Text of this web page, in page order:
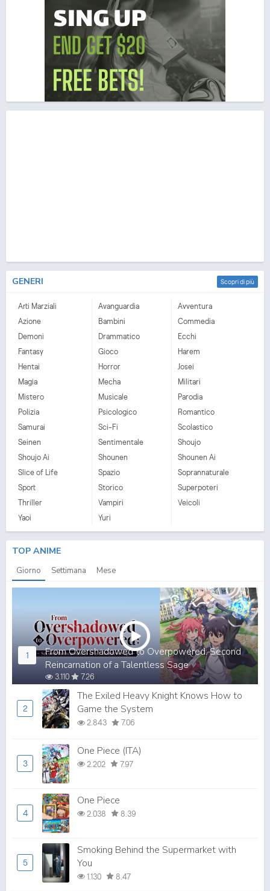
Scopri di più
GENERI
Arti Marziali Avanguardia
Avventura
Azione
Bambini
Commedia
Demoni
Drammatico
Ecchi
Fantasy
Gioco
Harem
Hentai
Horror
Josei
Magia
Mecha
Militari
Mistero
Musicale
Parodia
Polizia
Psicologico
Romantico
Samurai
Sci-Fi
Scolastico
Seinen
Sentimentale
Shoujo
Shoujo Ai
Shounen
Shounen Ai
Slice of Life
Spazio
Soprannaturale
Sport
Storico
Superpoteri
Thriller
Vampiri
Veicoli
Yaoi
Yuri
TOP ANIME
Giorno Settimana Mese
1
From Overshadowed to Overpowered: Second
Reincarnation of a Talentless Sage
3.110 7.26
2
The Exiled Heavy Knight Knows How to
Game the System
2.843 7.06
3
One Piece (ITA)
2.202 7.97
4
One Piece
2.038 8.39
5
Smoking Behind the Supermarket with
You
1.130 8.47